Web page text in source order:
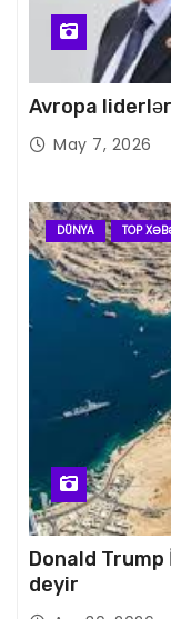
Avropa
May 7, 2026
DÜNYA TOP
Donald Trump
deyir